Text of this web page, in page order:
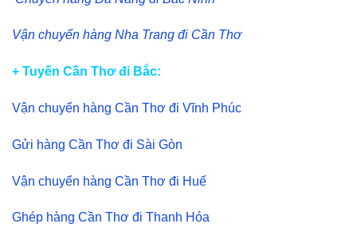
Vận chuyển hàng Nha Trang đi Cần Thơ
+ Tuyến Cần Thơ đi Bắc:
Vận chuyển hàng Cần Thơ đi Vĩnh Phúc
Gửi hàng Cần Thơ đi Sài Gòn
Vận chuyển hàng Cần Thơ đi Huế
Ghép hàng Cần Thơ đi Thanh Hóa